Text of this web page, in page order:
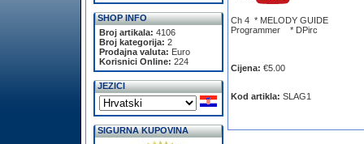
SHOP INFO
Broj artikala: 4106
Broj kategorija: 2
Prodajna valuta: Euro
Korisnici Online: 224
JEZICI
SIGURNA KUPOVINA
Ch 4 * MELODY GUIDE
Programmer * DPirc
Cijena: €5.00
Kod artikla: SLAG1